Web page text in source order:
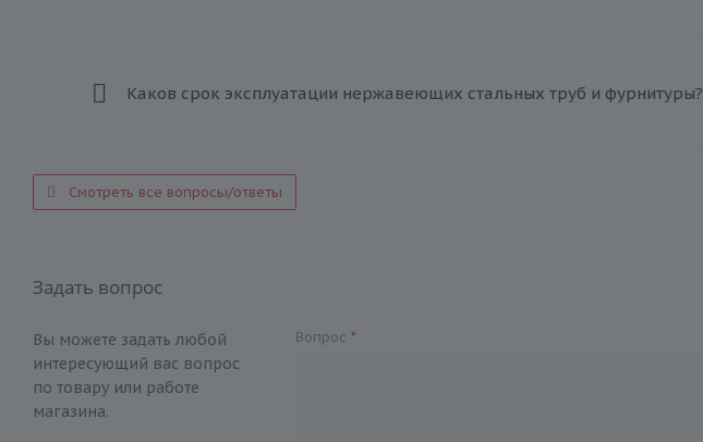
Каков срок эксплуатации нержавеющих стальных труб и фурнитуры?
Смотреть все вопросы/ответы
Задать вопрос
Вы можете задать любой
интересующий вас вопрос
по товару или работе
магазина.
Вопрос*